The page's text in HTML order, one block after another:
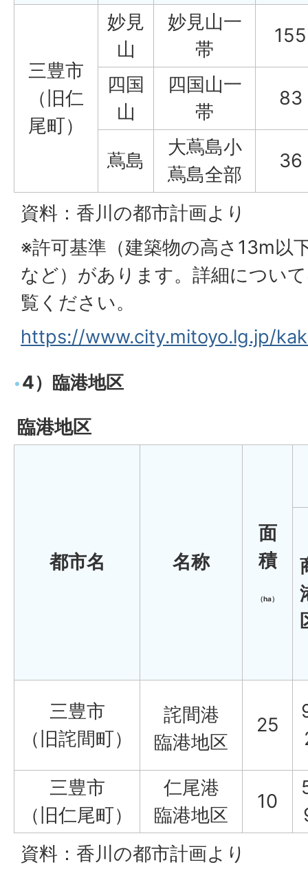
三豊市
（旧仁
尾町）
妙見
山
妙見山一
帯
155
四国
山
四国山一
帯
83
蔦島
大蔦島小
蔦島全部
36
資料：香川の都市計画より
※許可基準（建築物の高さ13m以
など）があります。詳細につい
覧ください。
https://www.city.mitoyo.lg.jp/
4）臨港地区
臨港地区
都市名 名称
面
積
（ha）
三豊市
（旧詫間町）
詫間港
臨港地区
25
三豊市
（旧仁尾町）
仁尾港
臨港地区
10
資料：香川の都市計画より